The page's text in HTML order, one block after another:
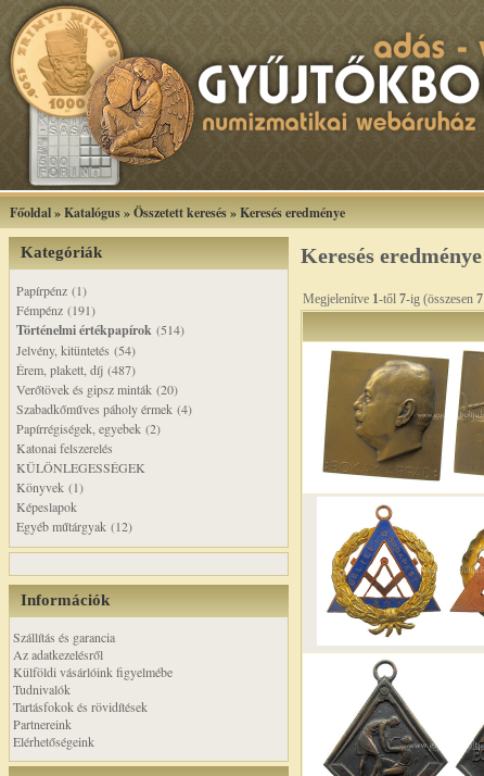
Főoldal»Katalógus»Összetett keresés»Keresés eredménye
Kategóriák
Papírpénz (1)
Fémpénz (191)
Történelmi értékpapírok (514)
Jelvény, kitüntetés (54)
Érem, plakett, díj (487)
Verőtövek és gipsz minták (20)
Szabadkőműves páholy érmek (4)
Papírrégiségek, egyebek (2)
Katonai felszerelés
KÜLÖNLEGESSÉGEK
Könyvek (1)
Képeslapok
Egyéb műtárgyak (12)
Információk
Szállítás és garancia
Az adatkezelésről
Külföldi vásárlóink figyelmébe
Tudnivalók
Tartásfokok és rövidítések
Partnereink
Elérhetőségeink
Keresés eredménye
Megjelenítve 1-től 7-ig (összesen 7